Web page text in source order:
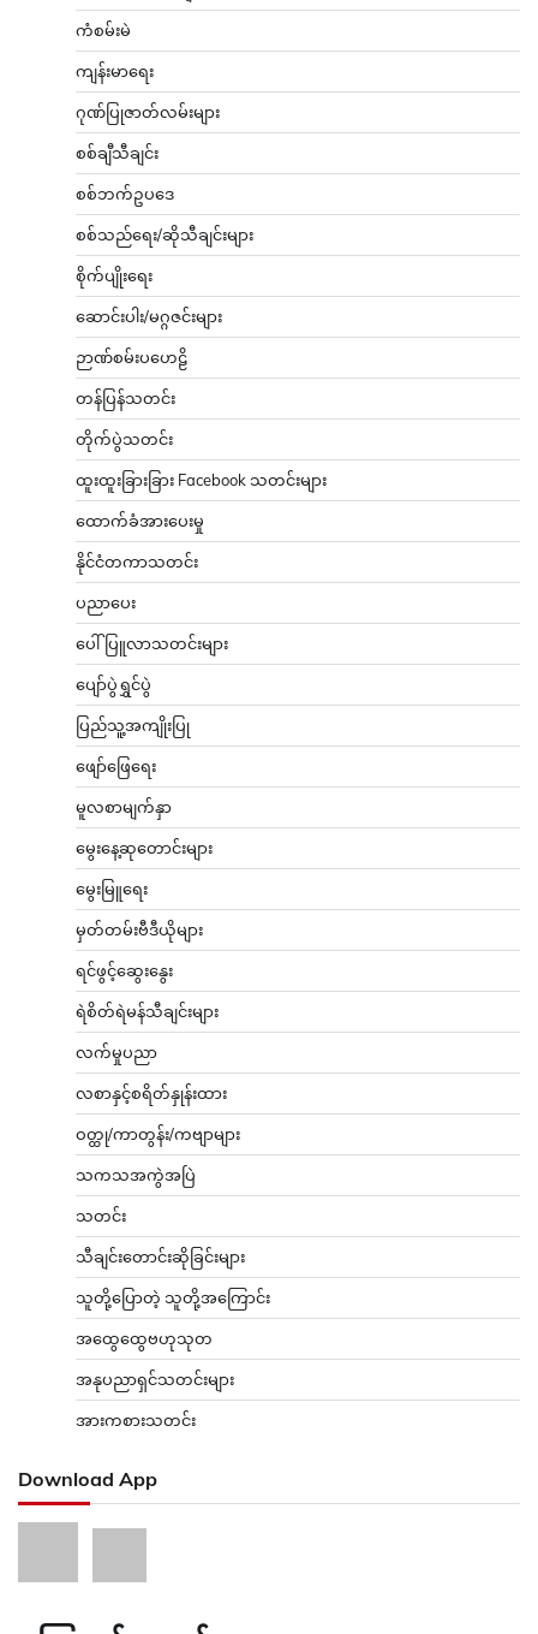
ကံစမ်းမဲ
ကျန်းမာရေး
ဂုဏ်ပြုဇာတ်လမ်းများ
စစ်ချီသီချင်း
စစ်ဘက်ဥပဒေ
စစ်သည်ရေး/ဆိုသီချင်းများ
စိုက်ပျိုးရေး
ဆောင်းပါး/မဂ္ဂဇင်းများ
ဉာဏ်စမ်းပဟေဠိ
တန်ပြန်သတင်း
တိုက်ပွဲသတင်း
ထူးထူးခြားခြား Facebook သတင်းများ
ထောက်ခံအားပေးမှု
နိုင်ငံတကာသတင်း
ပညာပေး
ပေါ်ပြူလာသတင်းများ
ပျော်ပွဲရွှင်ပွဲ
ပြည်သူ့အကျိုးပြု
ဖျော်ဖြေရေး
မူလစာမျက်နှာ
မွေးနေ့ဆုတောင်းများ
မွေးမြူရေး
မှတ်တမ်းဗီဒီယိုများ
ရင်ဖွင့်ဆွေးနွေး
ရဲစိတ်ရဲမန်သီချင်းများ
လက်မှုပညာ
လစာနှင့်စရိတ်နှုန်းထား
ဝတ္ထု/ကာတွန်း/ကဗျာများ
သကသအကွဲအပြဲ
သတင်း
သီချင်းတောင်းဆိုခြင်းများ
သူတို့ပြောတဲ့ သူတို့အကြောင်း
အထွေထွေဗဟုသုတ
အနုပညာရှင်သတင်းများ
အားကစားသတင်း
Download App